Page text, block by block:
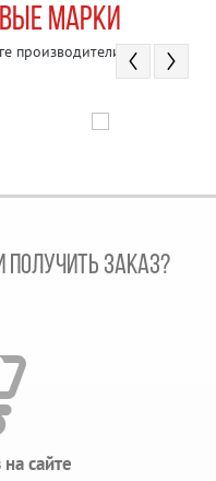
МАРКИ
производители
ПОЛУЧИТЬ ЗАКАЗ?
сайте